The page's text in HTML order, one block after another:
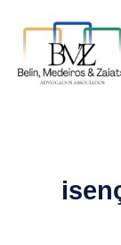
para
conteúdo